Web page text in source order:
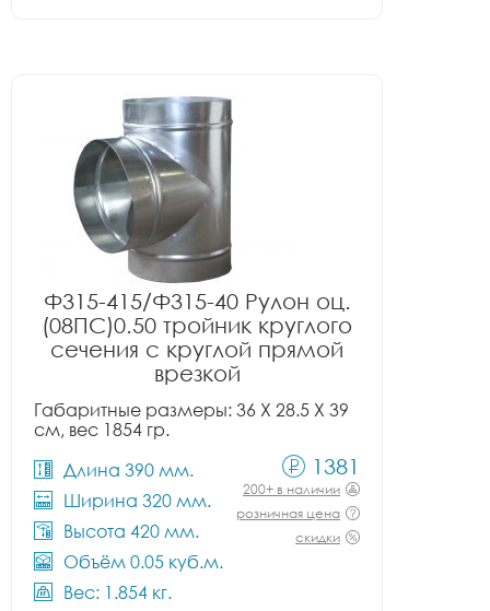
Ф315-415/Ф315-40 Рулон оц.
(08ПС)0.50 тройник круглого
сечения с круглой прямой
врезкой
Габаритные размеры: 36 X 28.5 X 39
см, вес 1854 гр.
Длина 390 мм.
Ширина 320 мм.
Высота 420 мм.
Объём 0.05 куб.м.
Вес: 1.854 кг.
1381
200+ в наличии
розничная цена
скидки